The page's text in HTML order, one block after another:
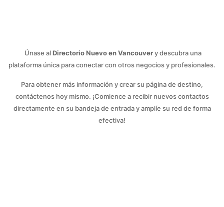
Únase alDirectorio Nuevo en Vancouvery descubra una
plataforma única para conectar con otros negocios y profesionales.
Para obtener más información y crear su página de destino,
contáctenos hoy mismo. ¡Comience a recibir nuevos contactos
directamente en su bandeja de entrada y amplíe su red de forma
efectiva!